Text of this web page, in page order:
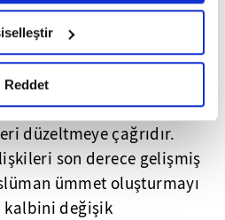
kapsamında
faaliyetleri ile ilgili daha
tıklayınız.
Reddet
gerekir.
hukukuna aykırı olan söz
uzak durmak bir ahlaki
Hz. Peygamber'in, "Ey
çağrı ve uyarısı
düzeltmeye çağrıdır.
son derece gelişmiş
ümmet oluşturmayı
kalbini değişik